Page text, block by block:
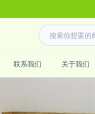
联系我们 关于我们